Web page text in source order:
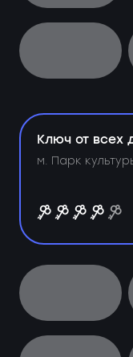
Ключ от всех
м. Парк